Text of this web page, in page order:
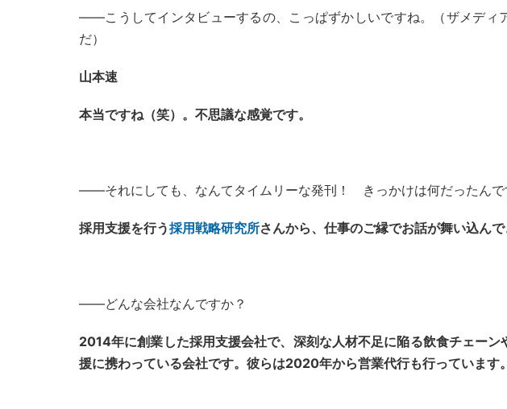
――こうしてインタビューするの、こっぱずかしいですね。（ザメディ
だ）
山本速
本当ですね（笑）。不思議な感覚です。
――それにしても、なんてタイムリーな発刊！ きっかけは何だったんで
採用支援を行う採用戦略研究所さんから、仕事のご縁でお話が舞い込んで
――どんな会社なんですか？
2014年に創業した採用支援会社で、深刻な人材不足に陥る飲食チェー
援に携わっている会社です。彼らは2020年から営業代行も行っています。